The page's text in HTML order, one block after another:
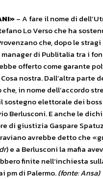
– A fare il nome di
Lo Verso che ha
che, dopo le stragi
manager di Publitalia tra i
offerto come garante
nostra. Dall’altra parte
che, in nome dell’accordo
sostegno elettorale dei
Berlusconi. E anche le
di giustizia Gaspare
avrebbe detto che
) e a Berlusconi la mafia
finite nell’inchiesta
pm di Palermo.(fonte: Ansa)